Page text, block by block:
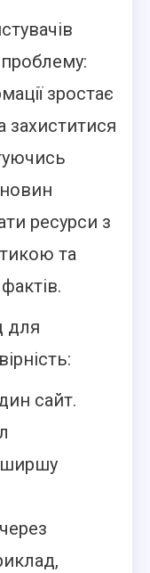
зростає
ресурси з
та
для
сайт.